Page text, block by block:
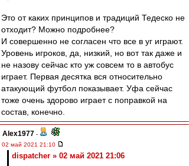
Это от каких принципов и традиций Тедеско не
отходит? Можно подробнее?
И совершенно не согласен что все в уг играют.
Уровень игроков, да, низкий, но вот так даже и
не назову сейчас кто уж совсем то в автобус
играет. Первая десятка вся относительно
атакующий футбол показывает. Уфа сейчас
тоже очень здорово играет с поправкой на
состав, конечно.
Alex1977 -
02 май 2021 21:10
dispatcher » 02 май 2021 21:06